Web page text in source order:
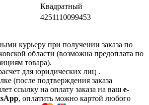
Квадратный
4251110099453
курьеру при получении заказа по
области (возможна предоплата по
товара).
для юридических лиц .
(после подтверждения заказа
ссылку на оплату заказа на ваш e-
, оплатить можно картой любого